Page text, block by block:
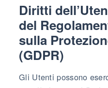
Diritti
del
sulla
(GDPR)
Gli Utenti possono